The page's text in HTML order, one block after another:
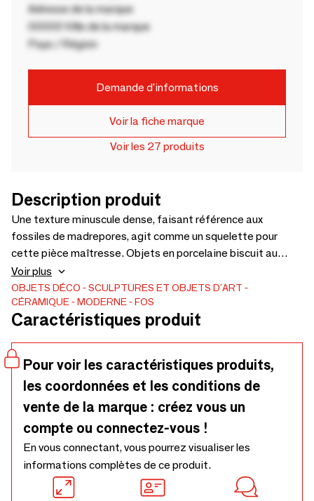
Adresse de la marque
00000 Ville de la marque
Pays / Région
Demande d'informations
Voir la fiche marque
Voir les 27 produits
Description produit
Une texture minuscule dense, faisant référence aux
fossiles de madrepores, agit comme un squelette pour
cette pièce maîtresse. Objets en porcelaine biscuit au
design raffiné en interaction avec l'or.
Voir plus
OBJETS DÉCO
SCULPTURES ET OBJETS D'ART
CÉRAMIQUE
MODERNE FOS
Caractéristiques produit
Pour voir les caractéristiques produits,
les coordonnées et les conditions de
vente de la marque : créez vous un
compte ou connectez-vous !
En vous connectant, vous pourrez visualiser les
informations complètes de ce produit.